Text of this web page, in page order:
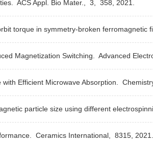
ACS Appl. Bio Mater., 3, 358, 2021.
torque in symmetry-broken ferromagnetic
Magnetization Switching. Advanced
Efficient Microwave Absorption.
particle size using different
Ceramics International, 8315, 2021.